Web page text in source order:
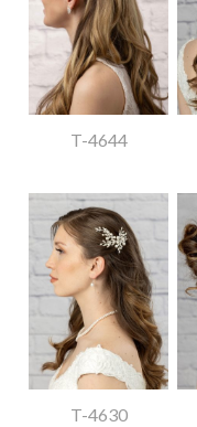
T-4644
T-4630